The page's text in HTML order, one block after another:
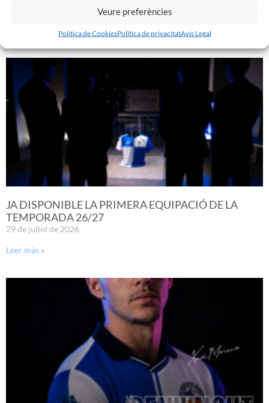
Veure preferències
Politica de CookiesPolitica de privacitatAvis Legal
JA DISPONIBLE LA PRIMERA EQUIPACIÓ DE LA
TEMPORADA 26/27
29 de juliol de 2026
Leer más »